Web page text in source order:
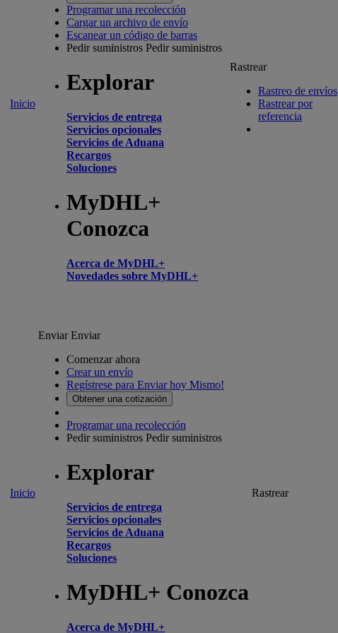
Inicio
Programar una recolección
Cargar un archivo de envío
Escanear un código de barras
Pedir suministros Pedir suministros
Explorar
Servicios de entrega
Servicios opcionales
Servicios de Aduana
Recargos
Soluciones
MyDHL+
Conozca
Acerca de MyDHL+
Novedades sobre MyDHL+
Rastrear
Rastreo de envíos
Rastrear por
referencia
Inicio
EnviarEnviar
Comenzar ahora
Crear un envío
Regístrese para Enviar hoy Mismo!
Obtener una cotización
Programar una recolección
Pedir suministros Pedir suministros
Explorar
Servicios de entrega
Servicios opcionales
Servicios de Aduana
Recargos
Soluciones
MyDHL+ Conozca
Acerca de MyDHL+
Rastrear